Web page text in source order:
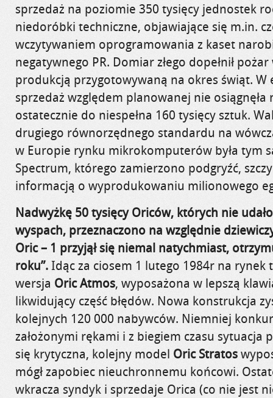
sprzedaż na poziomie 350 tysięcy jednostek
niedoróbki techniczne, objawiające się m.in.
wczytywaniem oprogramowania z kaset
negatywnego PR. Domiar złego dopełnił
produkcją przygotowywaną na okres świąt. W
sprzedaż względem planowanej nie
ostatecznie do niespełna 160 tysięcy sztuk.
drugiego równorzędnego standardu na
w Europie rynku mikrokomputerów była tym
Spectrum, którego zamierzono podgryźć,
informacją o wyprodukowaniu milionowego
Nadwyżkę 50 tysięcy Oriców, których nie
wyspach, przeznaczono na względnie
Oric – 1 przyjął się niemal natychmiast,
roku”.Idąc za ciosem 1 lutego 1984r na rynek
wersja Oric Atmos, wyposażona w lepszą
likwidujący część błędów. Nowa konstrukcja
kolejnych 120 000 nabywców. Niemniej
założonymi rękami i z biegiem czasu sytuacja
się krytyczna, kolejny model Oric Stratos
mógł zapobiec nieuchronnemu końcowi.
wkracza syndyk i sprzedaje Orica (co nie jest